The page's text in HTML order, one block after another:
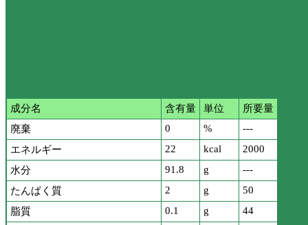
成分名 含有量 単位
所要量
廃棄
0 %
---
エネルギー
22 kcal
2000
水分
91.8 g
---
たんぱく質
2 g
50
脂質
0.1 g
44